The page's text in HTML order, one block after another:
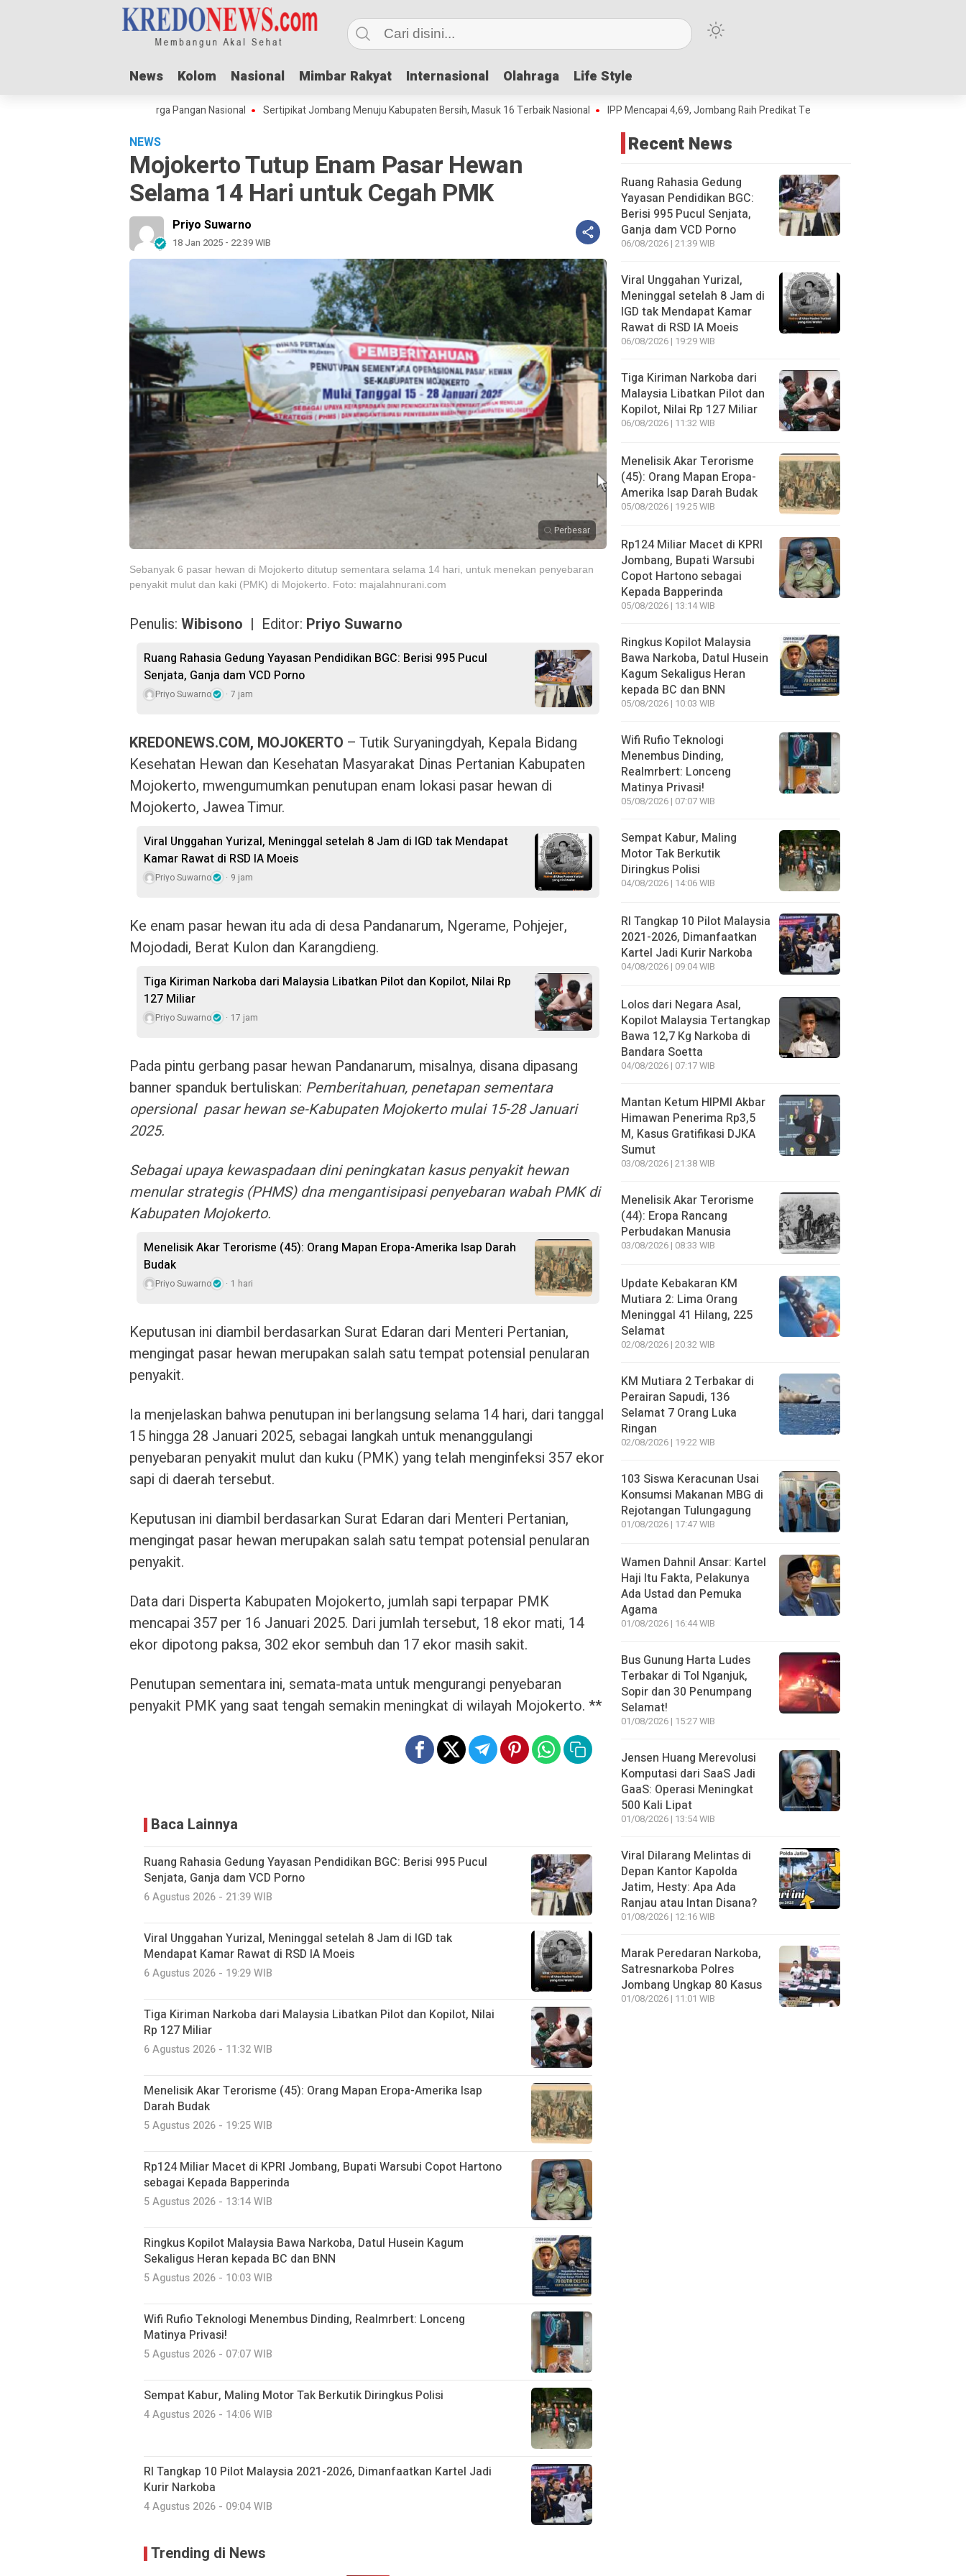
News Kolom Nasional Mimbar Rakyat Internasional Olahraga Life Style
News Kolom Nasional Mimbar Rakyat Internasional Olahraga Life Style
Dorong Lonjakan Harga Pangan Nasional Sertipikat Jombang Menuju Kabupaten Bersih, Masuk 16 Terbaik Nasional IPP Mencapai 4,69, Jombang Raih Predikat Terbaik Jawa Timur dan Peringkat III Nasional
NEWS
Mojokerto Tutup Enam Pasar Hewan
Selama 14 Hari untuk Cegah PMK
Priyo Suwarno
18 Jan 2025 - 22:39 WIB
Perbesar
Sebanyak 6 pasar hewan di Mojokerto ditutup sementara selama 14 hari, untuk menekan penyebaran
penyakit mulut dan kaki (PMK) di Mojokerto. Foto: majalahnurani.com
Penulis: Wibisono | Editor: Priyo Suwarno
Ruang Rahasia Gedung Yayasan Pendidikan BGC: Berisi 995 Pucul
Senjata, Ganja dam VCD Porno
Priyo Suwarno 7 jam
KREDONEWS.COM, MOJOKERTO – Tutik Suryaningdyah, Kepala Bidang
Kesehatan Hewan dan Kesehatan Masyarakat Dinas Pertanian Kabupaten
Mojokerto, mwengumumkan penutupan enam lokasi pasar hewan di
Mojokerto, Jawea Timur.
Viral Unggahan Yurizal, Meninggal setelah 8 Jam di IGD tak Mendapat
Kamar Rawat di RSD IA Moeis
Priyo Suwarno 9 jam
Ke enam pasar hewan itu ada di desa Pandanarum, Ngerame, Pohjejer,
Mojodadi, Berat Kulon dan Karangdieng.
Tiga Kiriman Narkoba dari Malaysia Libatkan Pilot dan Kopilot, Nilai Rp
127 Miliar
Priyo Suwarno 17 jam
Pada pintu gerbang pasar hewan Pandanarum, misalnya, disana dipasang
banner spanduk bertuliskan: Pemberitahuan, penetapan sementara
opersional pasar hewan se-Kabupaten Mojokerto mulai 15-28 Januari
2025.
Sebagai upaya kewaspadaan dini peningkatan kasus penyakit hewan
menular strategis (PHMS) dna mengantisipasi penyebaran wabah PMK di
Kabupaten Mojokerto.
Menelisik Akar Terorisme (45): Orang Mapan Eropa-Amerika Isap Darah
Budak
Priyo Suwarno 1 hari
Keputusan ini diambil berdasarkan Surat Edaran dari Menteri Pertanian,
mengingat pasar hewan merupakan salah satu tempat potensial penularan
penyakit.
Ia menjelaskan bahwa penutupan ini berlangsung selama 14 hari, dari tanggal
15 hingga 28 Januari 2025, sebagai langkah untuk menanggulangi
penyebaran penyakit mulut dan kuku (PMK) yang telah menginfeksi 357 ekor
sapi di daerah tersebut.
Keputusan ini diambil berdasarkan Surat Edaran dari Menteri Pertanian,
mengingat pasar hewan merupakan salah satu tempat potensial penularan
penyakit.
Data dari Disperta Kabupaten Mojokerto, jumlah sapi terpapar PMK
mencapai 357 per 16 Januari 2025. Dari jumlah tersebut, 18 ekor mati, 14
ekor dipotong paksa, 302 ekor sembuh dan 17 ekor masih sakit.
Penutupan sementara ini, semata-mata untuk mengurangi penyebaran
penyakit PMK yang saat tengah semakin meningkat di wilayah Mojokerto. **
Baca Lainnya
Ruang Rahasia Gedung Yayasan Pendidikan BGC: Berisi 995 Pucul
Senjata, Ganja dam VCD Porno
6 Agustus 2026 - 21:39 WIB
Viral Unggahan Yurizal, Meninggal setelah 8 Jam di IGD tak
Mendapat Kamar Rawat di RSD IA Moeis
6 Agustus 2026 - 19:29 WIB
Tiga Kiriman Narkoba dari Malaysia Libatkan Pilot dan Kopilot, Nilai
Rp 127 Miliar
6 Agustus 2026 - 11:32 WIB
Menelisik Akar Terorisme (45): Orang Mapan Eropa-Amerika Isap
Darah Budak
5 Agustus 2026 - 19:25 WIB
Rp124 Miliar Macet di KPRI Jombang, Bupati Warsubi Copot Hartono
sebagai Kepada Bapperinda
5 Agustus 2026 - 13:14 WIB
Ringkus Kopilot Malaysia Bawa Narkoba, Datul Husein Kagum
Sekaligus Heran kepada BC dan BNN
5 Agustus 2026 - 10:03 WIB
Wifi Rufio Teknologi Menembus Dinding, Realmrbert: Lonceng
Matinya Privasi!
5 Agustus 2026 - 07:07 WIB
Sempat Kabur, Maling Motor Tak Berkutik Diringkus Polisi
4 Agustus 2026 - 14:06 WIB
RI Tangkap 10 Pilot Malaysia 2021-2026, Dimanfaatkan Kartel Jadi
Kurir Narkoba
4 Agustus 2026 - 09:04 WIB
Trending di News
Recent News
Ruang Rahasia Gedung
Yayasan Pendidikan BGC:
Berisi 995 Pucul Senjata,
Ganja dam VCD Porno
06/08/2026 | 21:39 WIB
Viral Unggahan Yurizal,
Meninggal setelah 8 Jam di
IGD tak Mendapat Kamar
Rawat di RSD IA Moeis
06/08/2026 | 19:29 WIB
Tiga Kiriman Narkoba dari
Malaysia Libatkan Pilot dan
Kopilot, Nilai Rp 127 Miliar
06/08/2026 | 11:32 WIB
Menelisik Akar Terorisme
(45): Orang Mapan Eropa-
Amerika Isap Darah Budak
05/08/2026 | 19:25 WIB
Rp124 Miliar Macet di KPRI
Jombang, Bupati Warsubi
Copot Hartono sebagai
Kepada Bapperinda
05/08/2026 | 13:14 WIB
Ringkus Kopilot Malaysia
Bawa Narkoba, Datul Husein
Kagum Sekaligus Heran
kepada BC dan BNN
05/08/2026 | 10:03 WIB
Wifi Rufio Teknologi
Menembus Dinding,
Realmrbert: Lonceng
Matinya Privasi!
05/08/2026 | 07:07 WIB
Sempat Kabur, Maling
Motor Tak Berkutik
Diringkus Polisi
04/08/2026 | 14:06 WIB
RI Tangkap 10 Pilot Malaysia
2021-2026, Dimanfaatkan
Kartel Jadi Kurir Narkoba
04/08/2026 | 09:04 WIB
Lolos dari Negara Asal,
Kopilot Malaysia Tertangkap
Bawa 12,7 Kg Narkoba di
Bandara Soetta
04/08/2026 | 07:17 WIB
Mantan Ketum HIPMI Akbar
Himawan Penerima Rp3,5
M, Kasus Gratifikasi DJKA
Sumut
03/08/2026 | 21:38 WIB
Menelisik Akar Terorisme
(44): Eropa Rancang
Perbudakan Manusia
03/08/2026 | 08:33 WIB
Update Kebakaran KM
Mutiara 2: Lima Orang
Meninggal 41 Hilang, 225
Selamat
02/08/2026 | 20:32 WIB
KM Mutiara 2 Terbakar di
Perairan Sapudi, 136
Selamat 7 Orang Luka
Ringan
02/08/2026 | 19:22 WIB
103 Siswa Keracunan Usai
Konsumsi Makanan MBG di
Rejotangan Tulungagung
01/08/2026 | 17:47 WIB
Wamen Dahnil Ansar: Kartel
Haji Itu Fakta, Pelakunya
Ada Ustad dan Pemuka
Agama
01/08/2026 | 16:44 WIB
Bus Gunung Harta Ludes
Terbakar di Tol Nganjuk,
Sopir dan 30 Penumpang
Selamat!
01/08/2026 | 15:27 WIB
Jensen Huang Merevolusi
Komputasi dari SaaS Jadi
GaaS: Operasi Meningkat
500 Kali Lipat
01/08/2026 | 13:54 WIB
Viral Dilarang Melintas di
Depan Kantor Kapolda
Jatim, Hesty: Apa Ada
Ranjau atau Intan Disana?
01/08/2026 | 12:16 WIB
Marak Peredaran Narkoba,
Satresnarkoba Polres
Jombang Ungkap 80 Kasus
01/08/2026 | 11:01 WIB